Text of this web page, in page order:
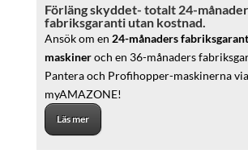
Förläng skyddet- totalt 24-
fabriksgaranti utan kostnad.
Ansök om en 24-månaders
maskineroch en 36-månaders
Pantera och Profihopper-maskinerna via
myAMAZONE!
Läs mer